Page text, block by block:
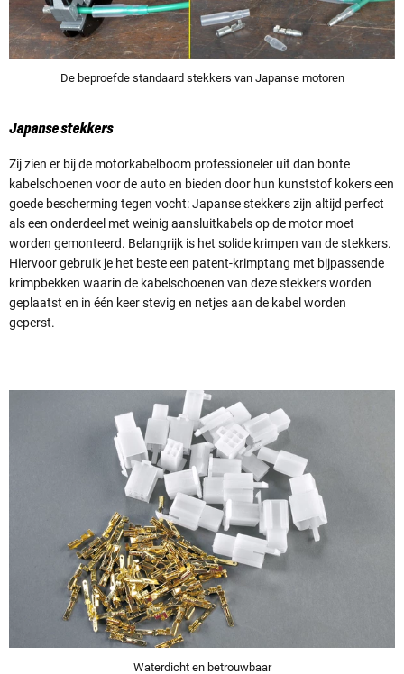
De beproefde standaard stekkers van Japanse motoren
Japanse stekkers
Zij zien er bij de motorkabelboom professioneler uit dan bonte
kabelschoenen voor de auto en bieden door hun kunststof kokers een
goede bescherming tegen vocht: Japanse stekkers zijn altijd perfect
als een onderdeel met weinig aansluitkabels op de motor moet
worden gemonteerd. Belangrijk is het solide krimpen van de stekkers.
Hiervoor gebruik je het beste een patent-krimptang met bijpassende
krimpbekken waarin de kabelschoenen van deze stekkers worden
geplaatst en in één keer stevig en netjes aan de kabel worden
geperst.
Waterdicht en betrouwbaar